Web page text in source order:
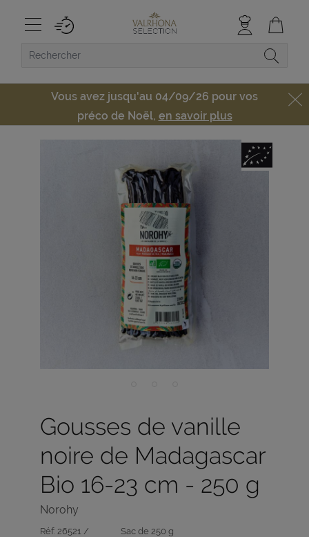
Vous avez jusqu'au 04/09/26 pour vos
préco de Noël, en savoir plus
Gousses de vanille
noire de Madagascar
Bio 16-23 cm - 250 g
Norohy
Réf: 26521 / Sac de 250 g